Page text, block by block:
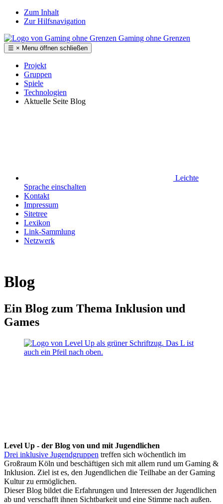
Zum Inhalt
Zur Hilfsnavigation
Gaming ohne Grenzen
☰ × Menu öffnen schließen
Projekt
Gruppen
Spiele
Technologien
Aktuelle Seite Blog
Leichte
Sprache einschalten
Kontakt
Impressum
Sitetree
Lexikon
Link-Sammlung
Netzwerk
Blog
Ein Blog zum Thema Inklusion und
Games
Level Up - der Blog von und mit Jugendlichen
Drei inklusive Jugendgruppen treffen sich wöchentlich im
Großraum Köln und beschäftigen sich mit allem rund um Gaming &
Inklusion. Ziel ist es, den Jugendlichen die Teilhabe an der Gaming
Kultur zu ermöglichen.
Dieser Blog bildet die Erfahrungen und Interessen der Jugendlichen
ab und verschafft ihnen Sichtbarkeit und eine Stimme nach außen.